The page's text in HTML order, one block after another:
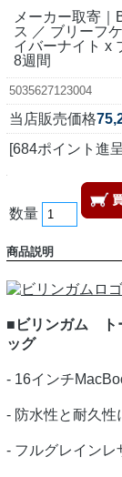
メーカー取寄
ス ／ ブリーフ
イバーナイト x
8週間
5035627123004
当店販売価格
[684ポイント進
数量
商品説明
■ビリンガム ト
ッグ
- 16インチ
- 防水性と耐久性
- フルグレインレ